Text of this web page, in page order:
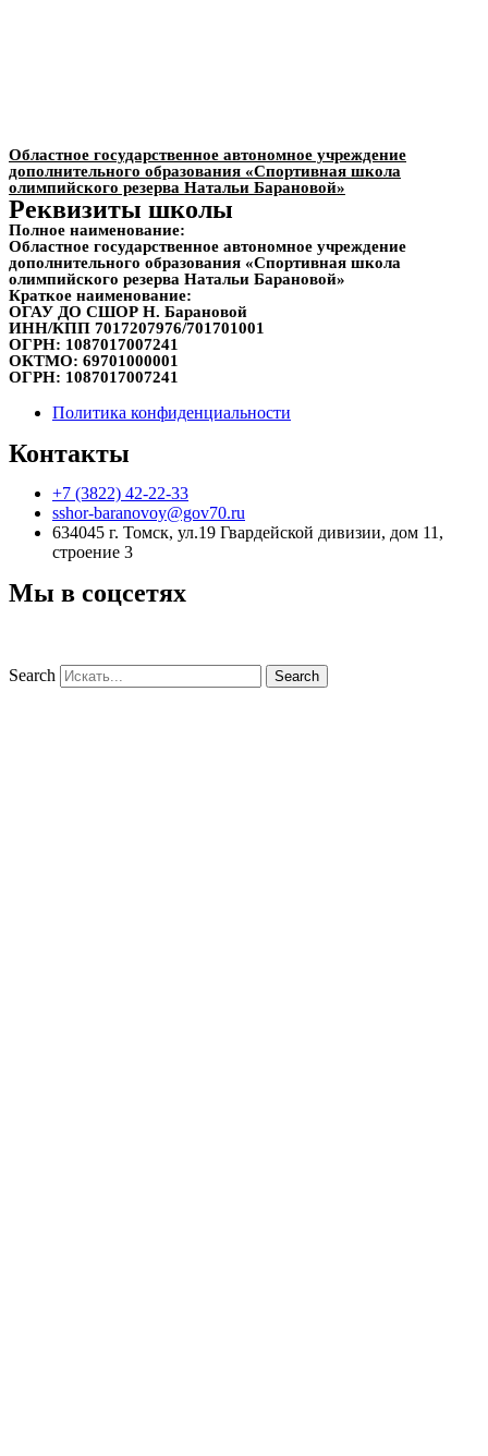
Областное государственное автономное учреждение
дополнительного образования «Спортивная школа
олимпийского резерва Натальи Барановой»
Реквизиты школы
Полное наименование:
Областное государственное автономное учреждение
дополнительного образования «Спортивная школа
олимпийского резерва Натальи Барановой»
Краткое наименование:
ОГАУ ДО СШОР Н. Барановой
ИНН/КПП 7017207976/701701001
ОГРН: 1087017007241
ОКТМО: 69701000001
ОГРН: 1087017007241
Политика конфиденциальности
Контакты
+7 (3822) 42-22-33
sshor-baranovoy@gov70.ru
634045 г. Томск, ул.19 Гвардейской дивизии, дом 11,
строение 3
Мы в соцсетях
Search Search